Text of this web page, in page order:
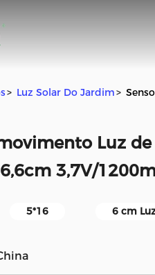
> Luz Solar Do Jardim>
Luz
3,7V/
5*16 6 cm